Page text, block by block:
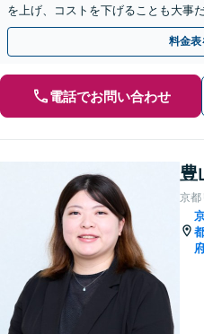
を上げ、コストを下げることも大事
く、費用を可能な限り安くすること
料金表
電話でお問い合わせ
豊
京都